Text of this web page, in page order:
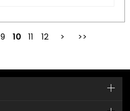
最初 前
9 10 11 12